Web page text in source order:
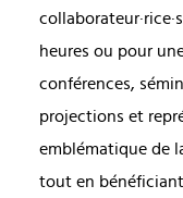
heures ou pour
conférences,
projections et
emblématique de
tout en